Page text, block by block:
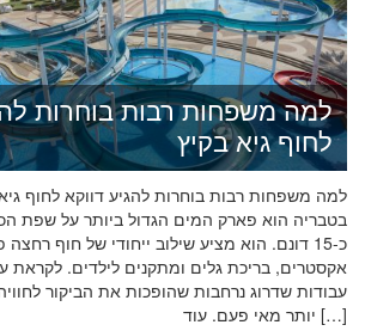
למה משפחות רבות בוחרות
לחוף גיא בקיץ
למה משפחות רבות בוחרות להגיע דווקא לחוף
בטבריה הוא פארק המים הגדול ביותר על שפת
כ-15 דונם. הוא מציע שילוב ייחודי של חוף
עבודות שדרוג נרחבות שהופכות את הביקור
יותר מאי פעם. עוד […]